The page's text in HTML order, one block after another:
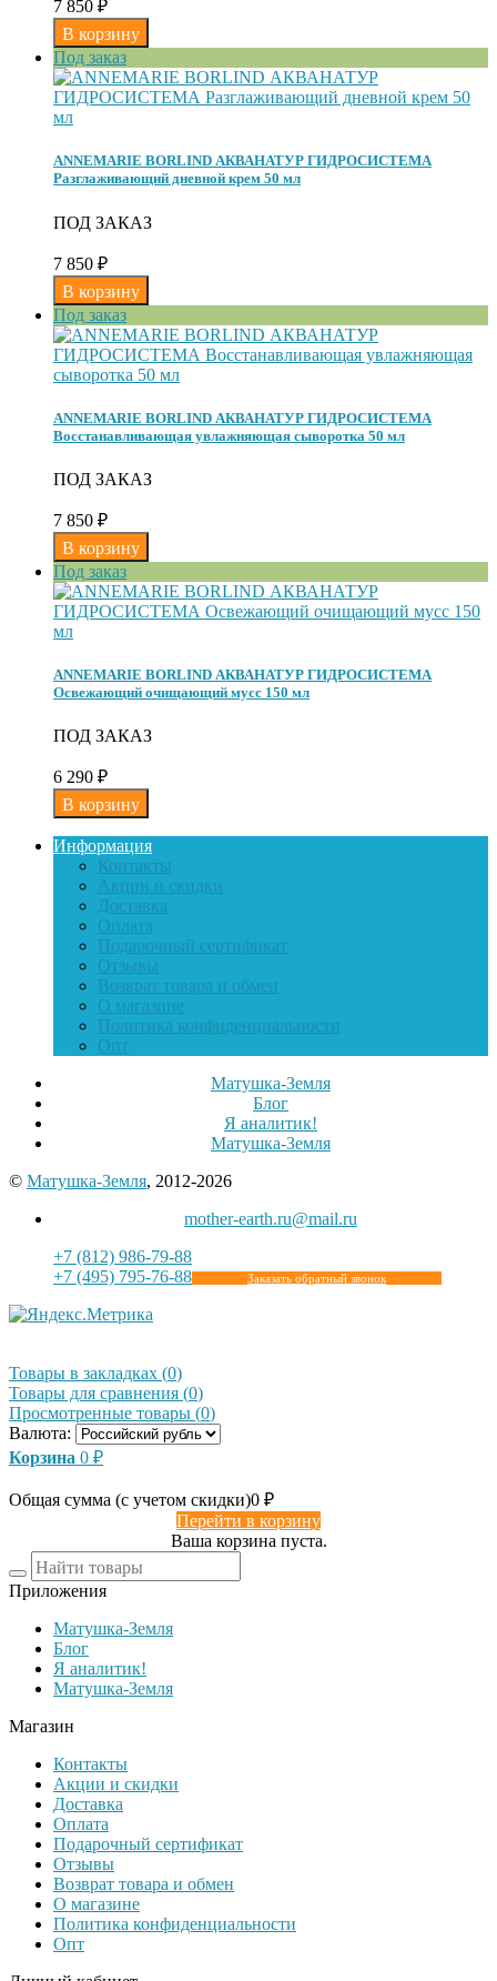
7 850 ₽
Под заказ
ANNEMARIE BORLIND АКВАНАТУР ГИДРОСИСТЕМА
Разглаживающий дневной крем 50 мл
ПОД ЗАКАЗ
7 850 ₽
Под заказ
ANNEMARIE BORLIND АКВАНАТУР ГИДРОСИСТЕМА
Восстанавливающая увлажняющая сыворотка 50 мл
ПОД ЗАКАЗ
7 850 ₽
Под заказ
ANNEMARIE BORLIND АКВАНАТУР ГИДРОСИСТЕМА
Освежающий очищающий мусс 150 мл
ПОД ЗАКАЗ
6 290 ₽
Информация
Контакты
Акции и скидки
Доставка
Оплата
Подарочный сертификат
Отзывы
Возврат товара и обмен
О магазине
Политика конфиденциальности
Опт
Матушка-Земля
Блог
Я аналитик!
Матушка-Земля
© Матушка-Земля, 2012-2026
mother-earth.ru@mail.ru
+7 (812) 986-79-88
+7 (495) 795-76-88
Заказать обратный звонок
Товары в закладках (0)
Товары для сравнения (0)
Просмотренные товары (0)
Валюта:
Корзина 0 ₽
Общая сумма (с учетом скидки)0 ₽
Перейти в корзину
Ваша корзина пуста.
Приложения
Матушка-Земля
Блог
Я аналитик!
Матушка-Земля
Магазин
Контакты
Акции и скидки
Доставка
Оплата
Подарочный сертификат
Отзывы
Возврат товара и обмен
О магазине
Политика конфиденциальности
Опт